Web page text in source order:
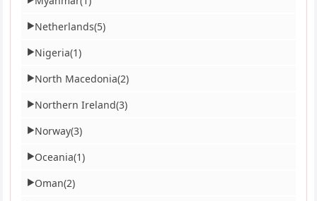
▶Netherlands(5)
▶Nigeria(1)
▶North Macedonia(2)
▶Northern Ireland(3)
▶Norway(3)
▶Oceania(1)
▶Oman(2)